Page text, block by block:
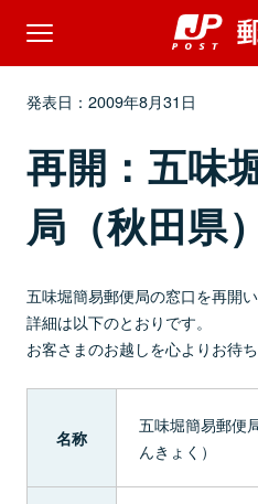
発表日：2009年8月31日
再開：五味
局（秋田県）
五味堀簡易郵便局の窓口を再開い
詳細は以下のとおりです。
お客さまのお越しを心よりお待ち
名称
五味堀簡易郵便
んきょく）